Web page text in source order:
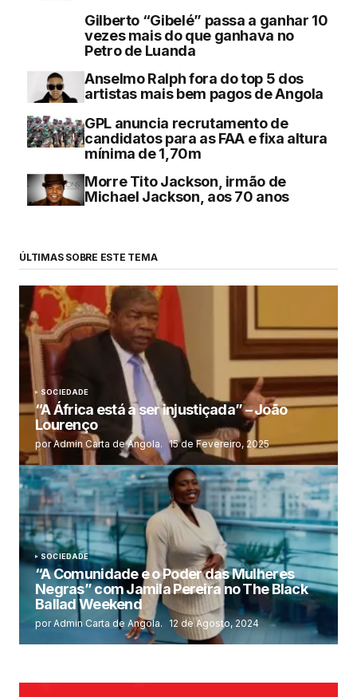
Gilberto “Gibelé” passa a ganhar 10
vezes mais do que ganhava no
Petro de Luanda
Anselmo Ralph fora do top 5 dos
artistas mais bem pagos de Angola
GPL anuncia recrutamento de
candidatos para as FAA e fixa altura
mínima de 1,70m
Morre Tito Jackson, irmão de
Michael Jackson, aos 70 anos
ÚLTIMAS SOBRE ESTE TEMA
SOCIEDADE
“A África está a ser injustiçada” – João
Lourenço
por Admin Carta de Angola. 15 de Fevereiro, 2025
SOCIEDADE
“A Comunidade e o Poder das Mulheres
Negras” com Jamila Pereira no The Black
Ballad Weekend
por Admin Carta de Angola. 12 de Agosto, 2024